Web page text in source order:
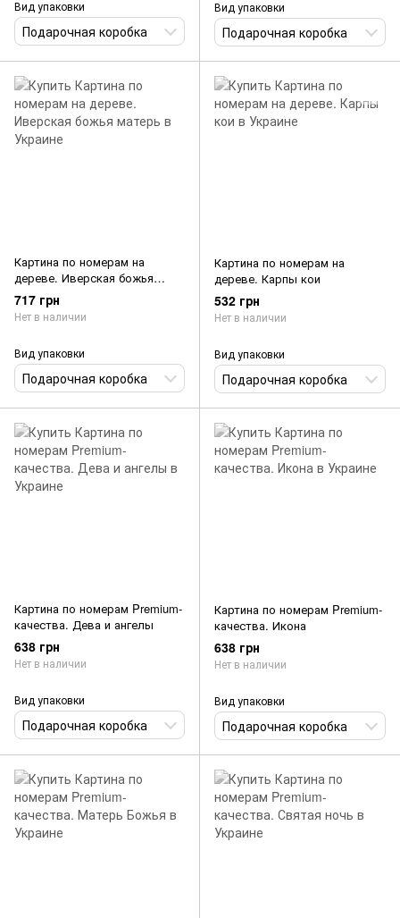
Вид упаковки
Подарочная коробка
Вид упаковки
Подарочная коробка
Картина по номерам на
дереве. Иверская божья
матерь
717 грн
Нет в наличии
Вид упаковки
Подарочная коробка
Картина по номерам на
дереве. Карпы кои
532 грн
Нет в наличии
Вид упаковки
Подарочная коробка
Картина по номерам Premium-
качества. Дева и ангелы
638 грн
Нет в наличии
Вид упаковки
Подарочная коробка
Картина по номерам Premium-
качества. Икона
638 грн
Нет в наличии
Вид упаковки
Подарочная коробка